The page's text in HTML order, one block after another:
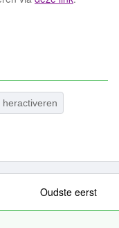
heractiveren
Oudste eerst